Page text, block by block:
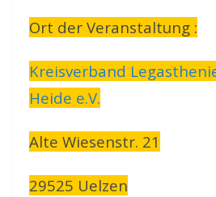
Ort der Veranstaltung :
Kreisverband
Heide e.V.
Alte Wiesenstr. 21
29525 Uelzen